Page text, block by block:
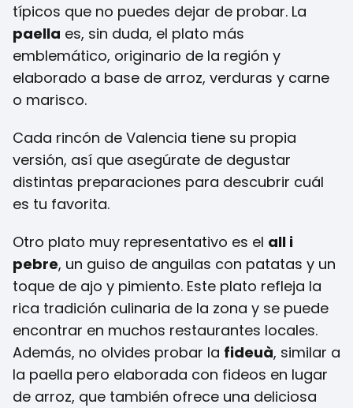
típicos que no puedes dejar de probar. La
paella es, sin duda, el plato más
emblemático, originario de la región y
elaborado a base de arroz, verduras y carne
o marisco.
Cada rincón de Valencia tiene su propia
versión, así que asegúrate de degustar
distintas preparaciones para descubrir cuál
es tu favorita.
Otro plato muy representativo es el all i
pebre, un guiso de anguilas con patatas y un
toque de ajo y pimiento. Este plato refleja la
rica tradición culinaria de la zona y se puede
encontrar en muchos restaurantes locales.
Además, no olvides probar la fideuà, similar a
la paella pero elaborada con fideos en lugar
de arroz, que también ofrece una deliciosa